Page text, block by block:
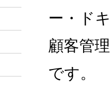
ー・ド
顧客管
です。